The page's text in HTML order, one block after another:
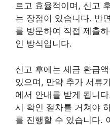
르고 효율적이며, 신고
는 장점이 있습니다. 반
를 방문하여 직접 제출
인 방식입니다.
신고 후에는 세금 환급
있으며, 만약 추가 서류
에서 안내를 받게 됩니
시 확인 절차를 거쳐야
를 진행할 수 있습니다.